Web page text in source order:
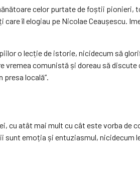
celor purtate de foștii pionieri,
îl elogiau pe Nicolae Ceaușescu.
o lecție de istorie, nicidecum să
vremea comunistă și doreau să
locală”.
cu atât mai mult cu cât este vorba de
emoția și entuziasmul, nicidecum